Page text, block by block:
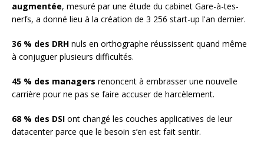
augmentée, mesuré par une étude du cabinet Gare-à-tes-
nerfs, a donné lieu à la création de 3 256 start-up l'an dernier.
36 % des DRH nuls en orthographe réussissent quand même
à conjuguer plusieurs difficultés.
45 % des managers renoncent à embrasser une nouvelle
carrière pour ne pas se faire accuser de harcèlement.
68 % des DSI ont changé les couches applicatives de leur
datacenter parce que le besoin s’en est fait sentir.